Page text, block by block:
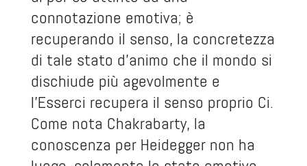
connotazione emotiva; è
recuperando il senso, la concretezza
di tale stato d’animo che il mondo si
dischiude più agevolmente e
l’Esserci recupera il senso proprio Ci.
Come nota Chakrabarty, la
conoscenza per Heidegger non ha